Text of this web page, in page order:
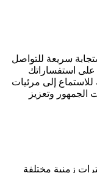
سريعة للتواصل
على استفساراتك
إلى مرئيات
الجمهور وتعزيز
زمنية مختلفة